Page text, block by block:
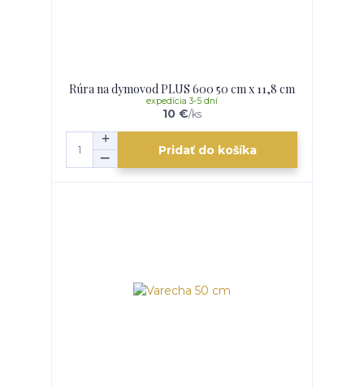
Rúra na dymovod PLUS 600 50 cm x 11,8 cm
10 €/ks
expedícia 3-5 dní
Pridať do košíka